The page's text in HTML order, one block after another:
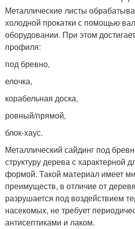
Металлические листы
холодной прокатки с помощью
оборудовании. При этом
профиля:
под бревно,
елочка,
корабельная доска,
ровный/прямой,
блок-хаус.
Металлический сайдинг под
структуру дерева с характерной
формой. Такой материал имеет
преимуществ, в отличие от
разрушается под воздействием
насекомых, не требует
антисептиками и лаком.